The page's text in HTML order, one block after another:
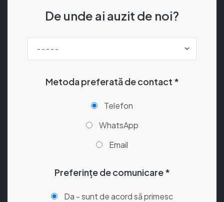
De unde ai auzit de noi?
Metoda preferată de contact *
Telefon
WhatsApp
Email
Preferințe de comunicare *
Da - sunt de acord să primesc